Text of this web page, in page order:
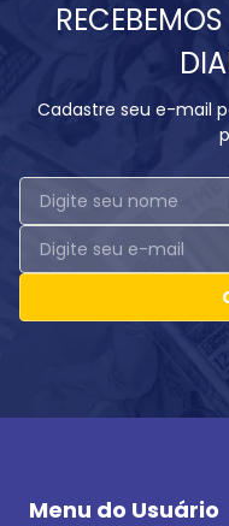
Cadastre seu e-mail
Menu do Usuário